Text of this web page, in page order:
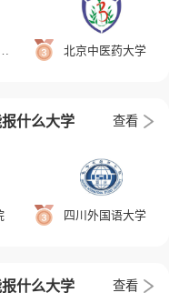
北京中医药大学
什么大学 查看
四川外国语大学
什么大学 查看